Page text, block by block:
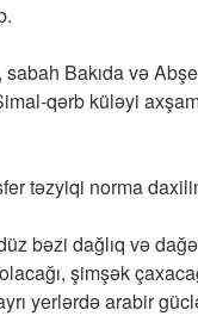
Bakıda və
qərb küləyi
təzyiqi norma
bəzi dağlıq və
şimşək
yerlərdə arabir